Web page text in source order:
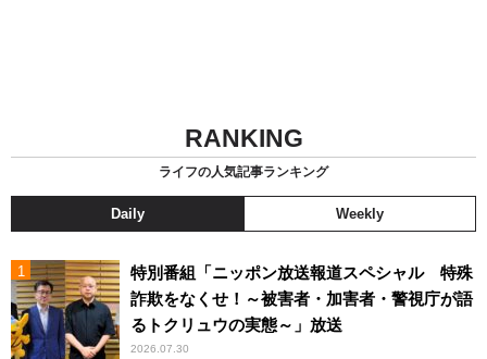
RANKING
ライフの人気記事ランキング
Daily Weekly
特別番組「ニッポン放送報道スペシャル 特殊
詐欺をなくせ！～被害者・加害者・警視庁が語
るトクリュウの実態～」放送
2026.07.30